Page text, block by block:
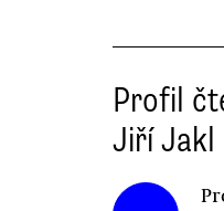
Profil
JiříJakl